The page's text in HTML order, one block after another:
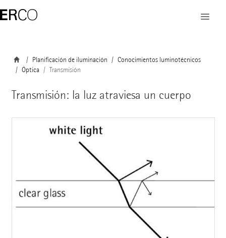
Planificación de iluminación
Conocimientos luminotécnicos
Óptica
Transmisión
Transmisión: la luz atraviesa un cuerpo